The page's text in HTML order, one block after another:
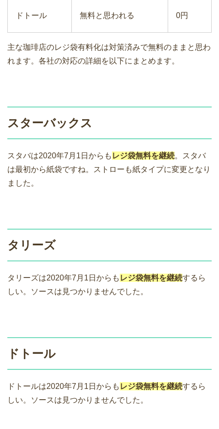
ドトール 無料と思われる 0円
主な珈琲店のレジ袋有料化は対策済みで無料のままと思わ
れます。各社の対応の詳細を以下にまとめます。
スターバックス
スタバは2020年7月1日からも レジ袋無料を継続。スタバ
は最初から紙袋ですね。ストローも紙タイプに変更となり
ました。
タリーズ
タリーズは2020年7月1日からも レジ袋無料を継続するら
しい。ソースは見つかりませんでした。
ドトール
ドトールは2020年7月1日からも レジ袋無料を継続するら
しい。ソースは見つかりませんでした。